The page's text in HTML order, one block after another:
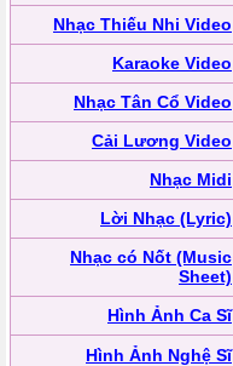
Nhạc Thiếu Nhi Video
Karaoke Video
Nhạc Tân Cổ Video
Cải Lương Video
Nhạc Midi
Lời Nhạc (Lyric)
Nhạc có Nốt (Music
Sheet)
Hình Ảnh Ca Sĩ
Hình Ảnh Nghệ Sĩ